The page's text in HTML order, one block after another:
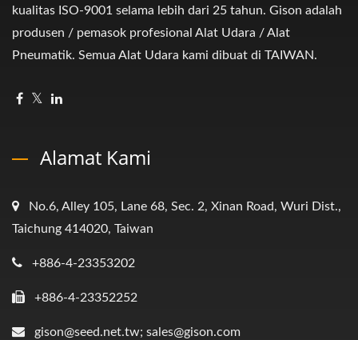
kualitas ISO-9001 selama lebih dari 25 tahun. Gison adalah
produsen / pemasok profesional Alat Udara / Alat
Pneumatik. Semua Alat Udara kami dibuat di TAIWAN.
Alamat Kami
No.6, Alley 105, Lane 68, Sec. 2, Xinan Road, Wuri Dist.,
Taichung 414020, Taiwan
+886-4-23353202
+886-4-23352252
gison@seed.net.tw; sales@gison.com